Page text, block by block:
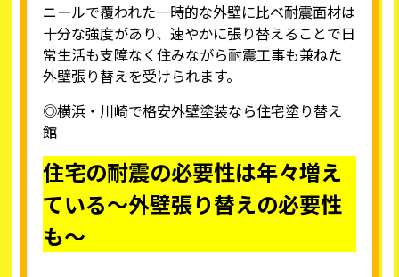
ニールで覆われた一時的な外壁に比べ耐震面材は
十分な強度があり、速やかに張り替えることで日
常生活も支障なく住みながら耐震工事も兼ねた
外壁張り替えを受けられます。
◎横浜・川崎で格安外壁塗装なら住宅塗り替え
館
住宅の耐震の必要性は年々増え
ている～外壁張り替えの必要性
も～